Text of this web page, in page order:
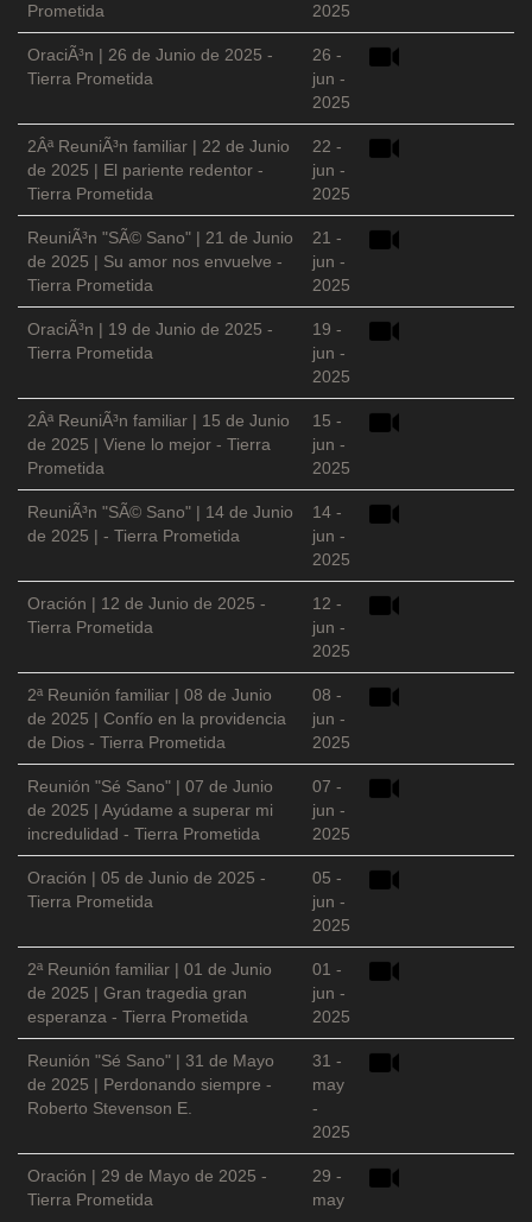
Prometida
2025
OraciÃ³n | 26 de Junio de 2025 -
Tierra Prometida
26 -
jun -
2025
2Âª ReuniÃ³n familiar | 22 de Junio
de 2025 | El pariente redentor -
Tierra Prometida
22 -
jun -
2025
ReuniÃ³n "SÃ© Sano" | 21 de Junio
de 2025 | Su amor nos envuelve -
Tierra Prometida
21 -
jun -
2025
OraciÃ³n | 19 de Junio de 2025 -
Tierra Prometida
19 -
jun -
2025
2Âª ReuniÃ³n familiar | 15 de Junio
de 2025 | Viene lo mejor - Tierra
Prometida
15 -
jun -
2025
ReuniÃ³n "SÃ© Sano" | 14 de Junio
de 2025 | - Tierra Prometida
14 -
jun -
2025
Oración | 12 de Junio de 2025 -
Tierra Prometida
12 -
jun -
2025
2ª Reunión familiar | 08 de Junio
de 2025 | Confío en la providencia
de Dios - Tierra Prometida
08 -
jun -
2025
Reunión "Sé Sano" | 07 de Junio
de 2025 | Ayúdame a superar mi
incredulidad - Tierra Prometida
07 -
jun -
2025
Oración | 05 de Junio de 2025 -
Tierra Prometida
05 -
jun -
2025
2ª Reunión familiar | 01 de Junio
de 2025 | Gran tragedia gran
esperanza - Tierra Prometida
01 -
jun -
2025
Reunión "Sé Sano" | 31 de Mayo
de 2025 | Perdonando siempre -
Roberto Stevenson E.
31 -
may
-
2025
Oración | 29 de Mayo de 2025 -
Tierra Prometida
29 -
may